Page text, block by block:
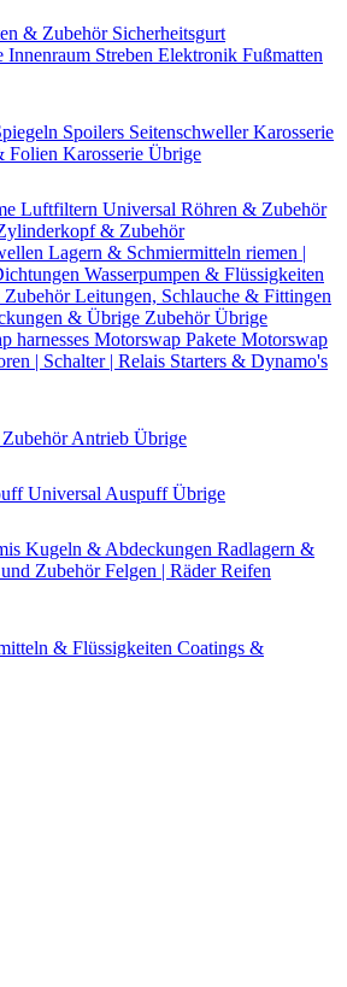
& Zubehör Sicherheitsgurt
Innenraum Streben Elektronik Fußmatten
Spoilers SeitenschwellerKarosserie
Folien Karosserie Übrige
Luftfiltern Universal Röhren & Zubehör
& Zubehör
Lagern & Schmiermitteln riemen |
Wasserpumpen & Flüssigkeiten
ZubehörLeitungen, Schlauche & Fittingen
& Übrige ZubehörÜbrige
harnesses Motorswap Pakete Motorswap
| Schalter | Relais Starters & Dynamo's
Antrieb Übrige
Universal Auspuff Übrige
Kugeln & Abdeckungen Radlagern &
ZubehörFelgen | RäderReifen
& Flüssigkeiten Coatings &